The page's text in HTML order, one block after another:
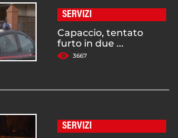
SERVIZI
Capaccio, tentato
furto in due ...
3667
SERVIZI